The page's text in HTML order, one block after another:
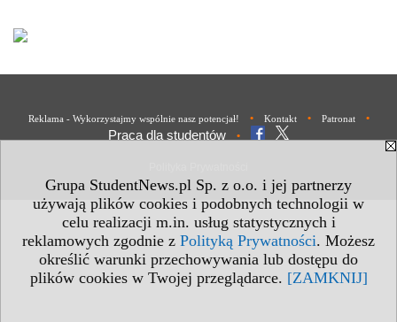
Grupa StudentNews.pl Sp. z o.o. i jej partnerzy
używają plików cookies i podobnych technologii w
celu realizacji m.in. usług statystycznych i
reklamowych zgodnie z Polityką Prywatności. Możesz
określić warunki przechowywania lub dostępu do
plików cookies w Twojej przeglądarce. [ZAMKNIJ]
Reklama - Wykorzystajmy wspólnie nasz potencjał! • Kontakt • Patronat •
Praca dla studentów •